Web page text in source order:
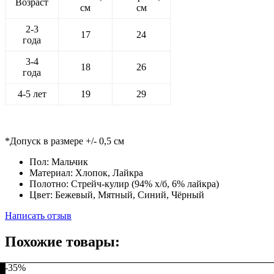
malchika-
см
см
2-3
года
17 24
3-4
года
18 26
4-5 лет 19 29
*Допуск в размере +/- 0,5 см
Пол: Мальчик
Материал: Хлопок, Лайкра
Полотно: Стрейч-кулир (94% х/б, 6% лайкра)
Цвет: Бежевый, Мятный, Синий, Чёрный
Написать отзыв
Похожие товары:
-35%